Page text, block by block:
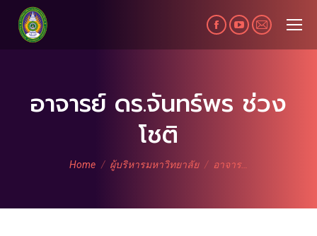
Facebook
page
new
YouTube
page
new
Mail
page
new
อาจารย์ ดร.จันทร์พร ช่วง
โชติ
You are here:
Home ผู้บริหารมหาวิทยาลัย อาจาร…